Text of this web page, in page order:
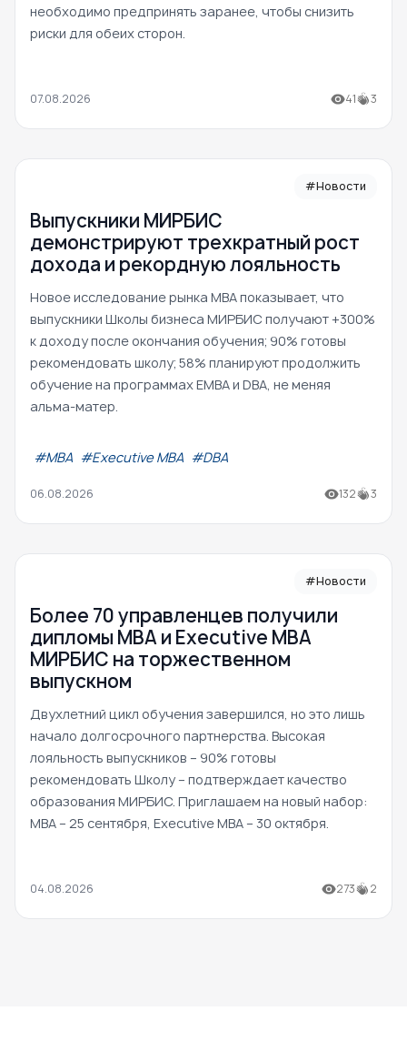
необходимо предпринять заранее, чтобы снизить
риски для обеих сторон.
07.08.2026 41 3
#Новости
Выпускники МИРБИС
демонстрируют трехкратный рост
дохода и рекордную лояльность
Новое исследование рынка MBA показывает, что
выпускники Школы бизнеса МИРБИС получают +300%
к доходу после окончания обучения; 90% готовы
рекомендовать школу; 58% планируют продолжить
обучение на программах EMBA и DBA, не меняя
альма-матер.
#МВА #Executive MBA #DBA
06.08.2026 132 3
#Новости
Более 70 управленцев получили
дипломы MBA и Executive MBA
МИРБИС на торжественном
выпускном
Двухлетний цикл обучения завершился, но это лишь
начало долгосрочного партнерства. Высокая
лояльность выпускников – 90% готовы
рекомендовать Школу – подтверждает качество
образования МИРБИС. Приглашаем на новый набор:
MBA – 25 сентября, Executive MBA – 30 октября.
04.08.2026 273 2